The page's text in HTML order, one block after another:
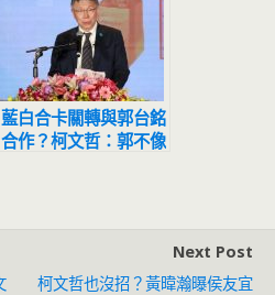
藍白合卡關轉與郭台銘
合作？柯文哲：郭不像
Next Post
柯文哲也沒招？黃暐瀚曝侯友宜